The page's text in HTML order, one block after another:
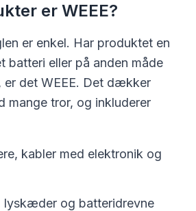
er WEEE?
er enkel. Har produktet en
batteri eller på anden måde
er det WEEE. Det dækker
mange tror, og inkluderer
kabler med elektronik og
lyskæder og batteridrevne